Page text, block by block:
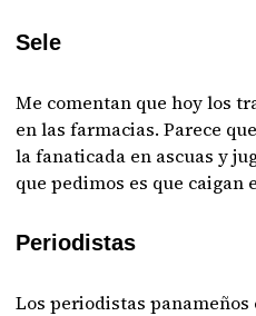
Sele
Me comentan que hoy los
en las farmacias. Parece
la fanaticada en ascuas y
que pedimos es que caigan
Periodistas
Los periodistas panameños